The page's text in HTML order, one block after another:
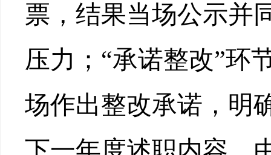
票，结果当场公示并
压力；“承诺整改”环
场作出整改承诺，明